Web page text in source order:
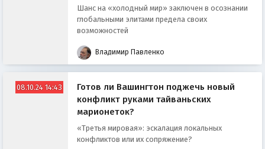
Шанс на «холодный мир» заключен в осознании
глобальными элитами предела своих
возможностей
Владимир Павленко
08.10.24 14:43
Готов ли Вашингтон поджечь новый
конфликт руками тайваньских
марионеток?
«Третья мировая»: эскалация локальных
конфликтов или их сопряжение?